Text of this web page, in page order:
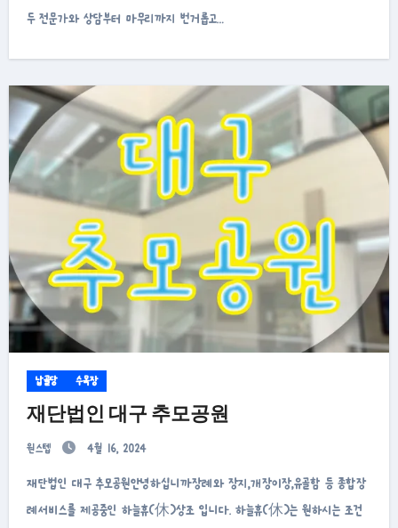
두 전문가와 상담부터 마무리까지 번거롭고…
납골당 수목장
재단법인 대구 추모공원
원스텝 4월 16, 2024
재단법인 대구 추모공원안녕하십니까장례와 장지,개장이장,유골함 등 종합장
례서비스를 제공중인 하늘휴(休)상조 입니다. 하늘휴(休)는 원하시는 조건